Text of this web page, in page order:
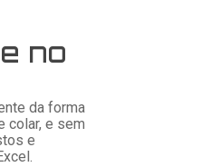
no
da forma
colar, e sem
e